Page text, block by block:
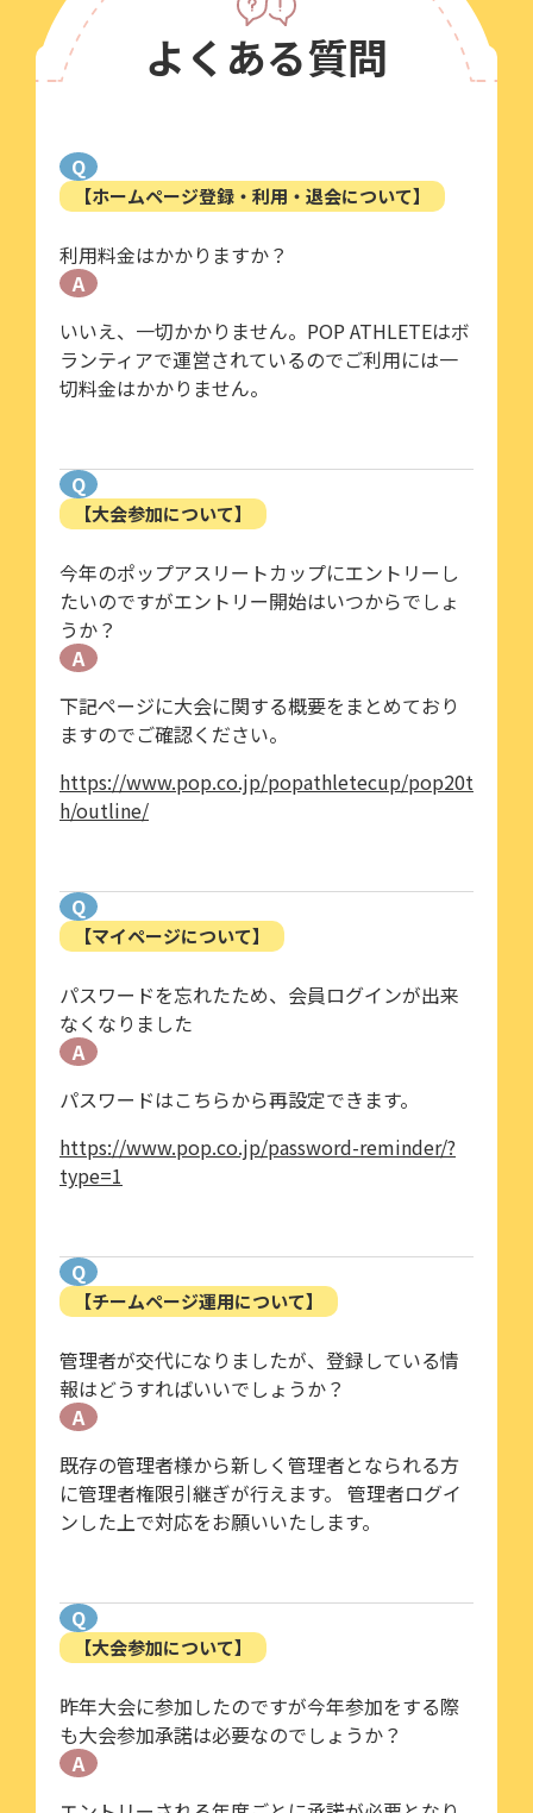
よくある質問
Q
【ホームページ登録・利用・退会について】
利用料金はかかりますか？
A
いいえ、一切かかりません。POP ATHLETEはボ
ランティアで運営されているのでご利用には一
切料金はかかりません。
Q
【大会参加について】
今年のポップアスリートカップにエントリーし
たいのですがエントリー開始はいつからでしょ
うか？
A
下記ページに大会に関する概要をまとめており
ますのでご確認ください。
https://www.pop.co.jp/popathletecup/pop20t
h/outline/
Q
【マイページについて】
パスワードを忘れたため、会員ログインが出来
なくなりました
A
パスワードはこちらから再設定できます。
https://www.pop.co.jp/password-reminder/?
type=1
Q
【チームページ運用について】
管理者が交代になりましたが、登録している情
報はどうすればいいでしょうか？
A
既存の管理者様から新しく管理者となられる方
に管理者権限引継ぎが行えます。 管理者ログイ
ンした上で対応をお願いいたします。
Q
【大会参加について】
昨年大会に参加したのですが今年参加をする際
も大会参加承諾は必要なのでしょうか？
A